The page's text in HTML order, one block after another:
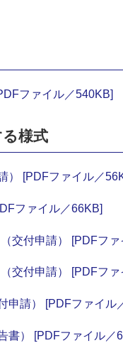
ファイル／540KB]
様式
） [PDFファイル／
ファイル／66KB]
交付申請） [PDFファ
交付申請） [PDFファ
申請） [PDFファイル
書） [PDFファイル／